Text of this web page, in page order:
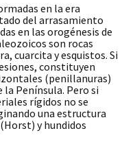
en la era
del arrasamiento
en las orogénesis de
son rocas
cuarcita y esquistos. Si
constituyen
(penillanuras)
Península. Pero si
rígidos no se
una estructura
y hundidos